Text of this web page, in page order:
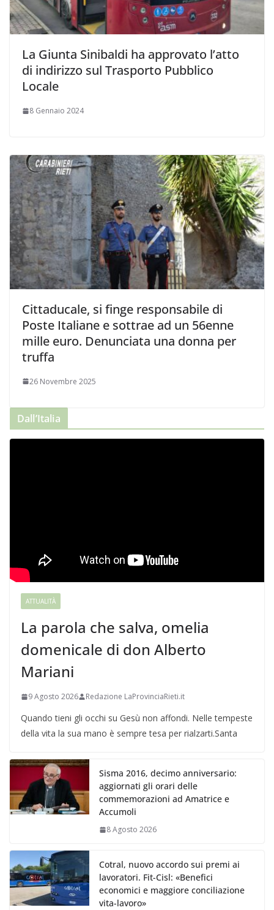
La Giunta Sinibaldi ha approvato l’atto
di indirizzo sul Trasporto Pubblico
Locale
8 Gennaio 2024
Cittaducale, si finge responsabile di
Poste Italiane e sottrae ad un 56enne
mille euro. Denunciata una donna per
truffa
26 Novembre 2025
Dall’Italia
ATTUALITÀ
La parola che salva, omelia
domenicale di don Alberto
Mariani
9 Agosto 2026 Redazione LaProvinciaRieti.it
Quando tieni gli occhi su Gesù non affondi. Nelle tempeste
della vita la sua mano è sempre tesa per rialzarti.Santa
Sisma 2016, decimo anniversario:
aggiornati gli orari delle
commemorazioni ad Amatrice e
Accumoli
8 Agosto 2026
Cotral, nuovo accordo sui premi ai
lavoratori. Fit-Cisl: «Benefici
economici e maggiore conciliazione
vita-lavoro»